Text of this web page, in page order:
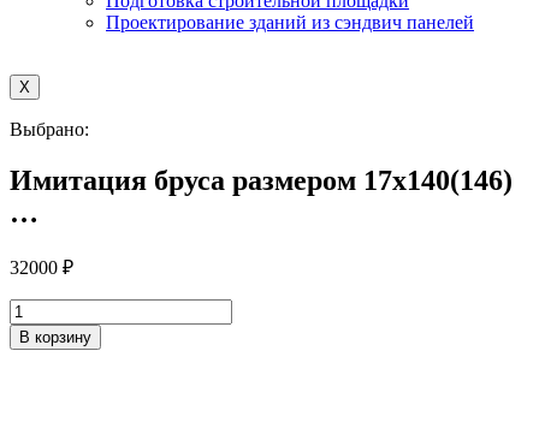
Проектирование зданий из сэндвич панелей
X
Выбрано:
Имитация бруса размером 17х140(146)
…
32000 ₽
Количество
товара
Имитация
В корзину